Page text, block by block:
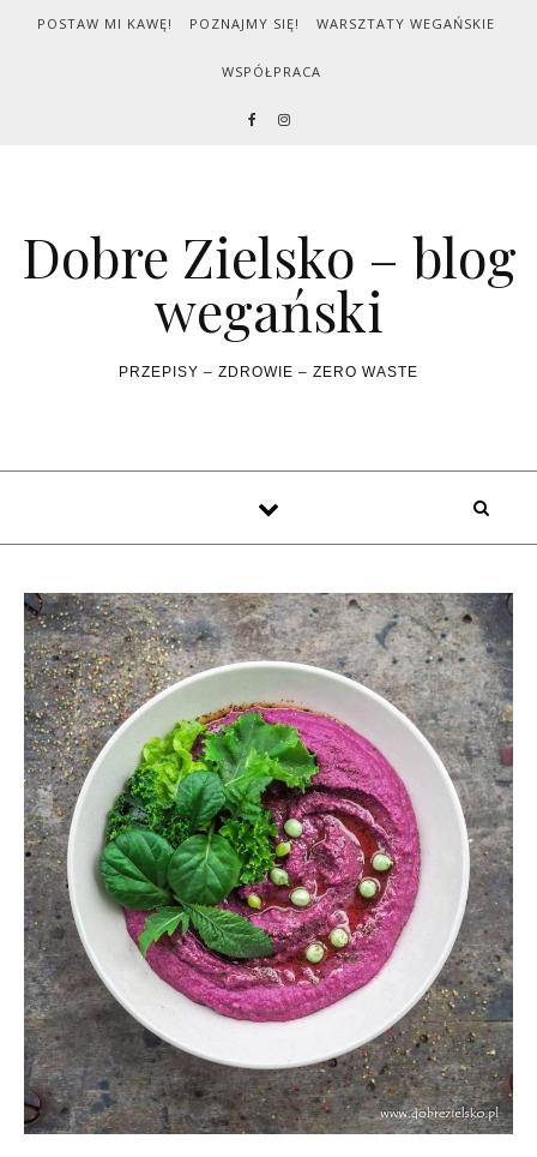
Skip to content
POSTAW MI KAWĘ! POZNAJMY SIĘ! WARSZTATY WEGAŃSKIE
WSPÓŁPRACA
Dobre Zielsko – blog
wegański
PRZEPISY – ZDROWIE – ZERO WASTE